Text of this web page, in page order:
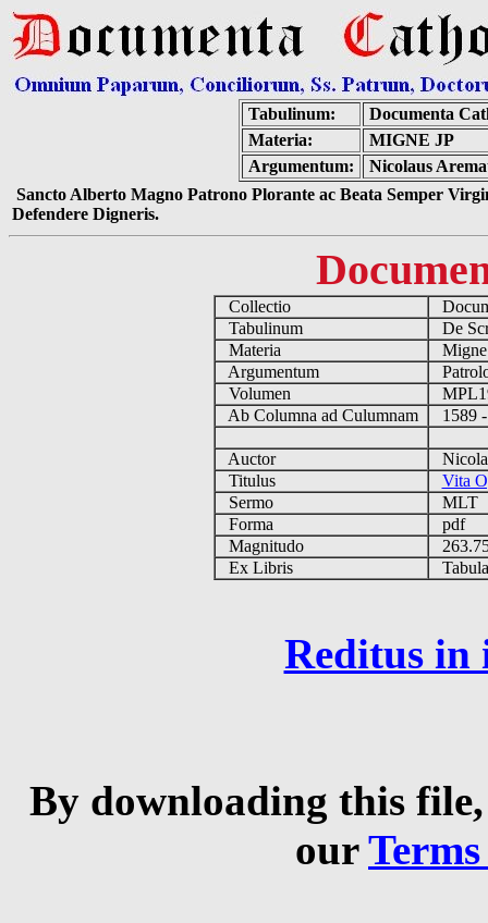
Tabulinum:
Documenta
Materia:
MIGNE JP
Argumentum:
Nicolaus
Sancto Alberto Magno Patrono Plorante ac Beata Semper
Defendere Digneris.
Collectio
Tabulinum
De
Materia
Argumentum
Volumen
Ab Columna ad Culumnam
1589
Auctor
Titulus
Vita
Sermo
MLT
Forma
pdf
Magnitudo
Ex Libris
Reditus in
By downloading this
our